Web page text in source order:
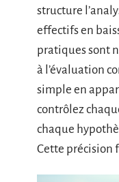
structure
effectifs en
pratiques sont
à l’évaluation
simple en
contrôlez
chaque
Cette précision